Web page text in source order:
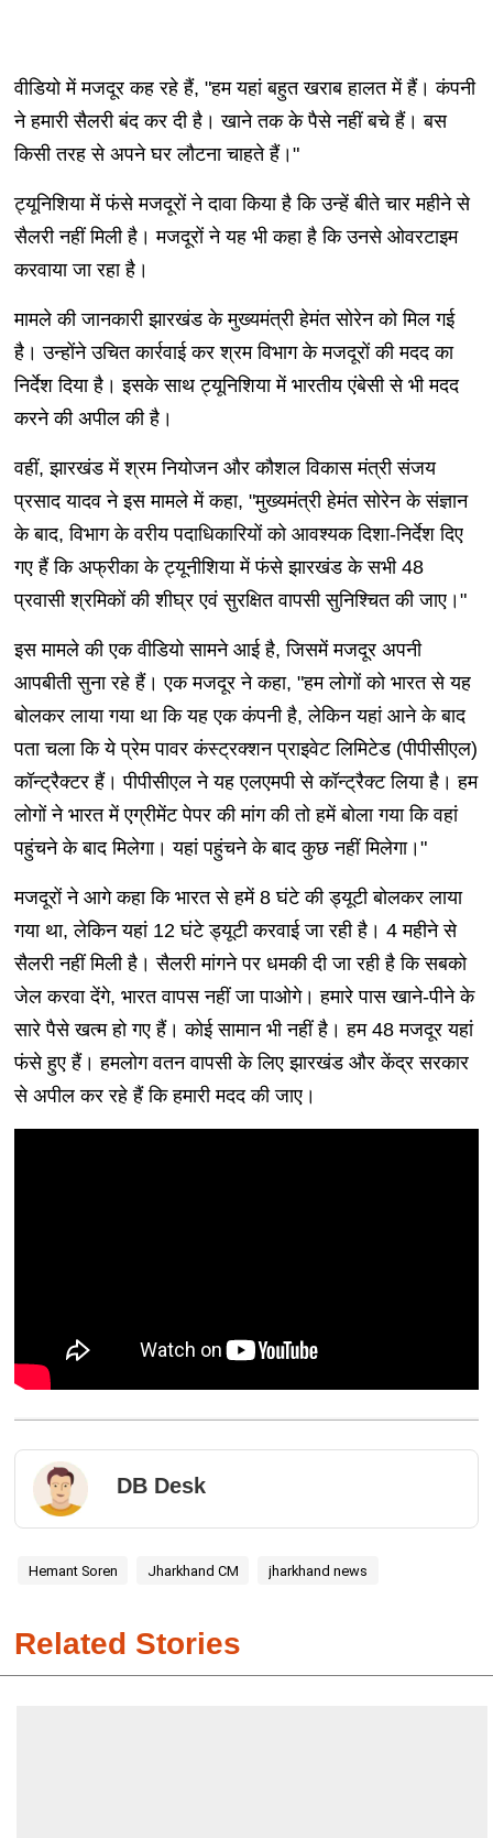
वीडियो में मजदूर कह रहे हैं, "हम यहां बहुत खराब हालत में हैं। कंपनी
ने हमारी सैलरी बंद कर दी है। खाने तक के पैसे नहीं बचे हैं। बस
किसी तरह से अपने घर लौटना चाहते हैं।"
ट्यूनिशिया में फंसे मजदूरों ने दावा किया है कि उन्हें बीते चार महीने से
सैलरी नहीं मिली है। मजदूरों ने यह भी कहा है कि उनसे ओवरटाइम
करवाया जा रहा है।
मामले की जानकारी झारखंड के मुख्यमंत्री हेमंत सोरेन को मिल गई
है। उन्होंने उचित कार्रवाई कर श्रम विभाग के मजदूरों की मदद का
निर्देश दिया है। इसके साथ ट्यूनिशिया में भारतीय एंबेसी से भी मदद
करने की अपील की है।
वहीं, झारखंड में श्रम नियोजन और कौशल विकास मंत्री संजय
प्रसाद यादव ने इस मामले में कहा, "मुख्यमंत्री हेमंत सोरेन के संज्ञान
के बाद, विभाग के वरीय पदाधिकारियों को आवश्यक दिशा-निर्देश दिए
गए हैं कि अफ्रीका के ट्यूनीशिया में फंसे झारखंड के सभी 48
प्रवासी श्रमिकों की शीघ्र एवं सुरक्षित वापसी सुनिश्चित की जाए।"
इस मामले की एक वीडियो सामने आई है, जिसमें मजदूर अपनी
आपबीती सुना रहे हैं। एक मजदूर ने कहा, "हम लोगों को भारत से यह
बोलकर लाया गया था कि यह एक कंपनी है, लेकिन यहां आने के बाद
पता चला कि ये प्रेम पावर कंस्ट्रक्शन प्राइवेट लिमिटेड (पीपीसीएल)
कॉन्ट्रैक्टर हैं। पीपीसीएल ने यह एलएमपी से कॉन्ट्रैक्ट लिया है। हम
लोगों ने भारत में एग्रीमेंट पेपर की मांग की तो हमें बोला गया कि वहां
पहुंचने के बाद मिलेगा। यहां पहुंचने के बाद कुछ नहीं मिलेगा।"
मजदूरों ने आगे कहा कि भारत से हमें 8 घंटे की ड्यूटी बोलकर लाया
गया था, लेकिन यहां 12 घंटे ड्यूटी करवाई जा रही है। 4 महीने से
सैलरी नहीं मिली है। सैलरी मांगने पर धमकी दी जा रही है कि सबको
जेल करवा देंगे, भारत वापस नहीं जा पाओगे। हमारे पास खाने-पीने के
सारे पैसे खत्म हो गए हैं। कोई सामान भी नहीं है। हम 48 मजदूर यहां
फंसे हुए हैं। हमलोग वतन वापसी के लिए झारखंड और केंद्र सरकार
से अपील कर रहे हैं कि हमारी मदद की जाए।
DB Desk
Hemant Soren Jharkhand CM jharkhand news
Related Stories